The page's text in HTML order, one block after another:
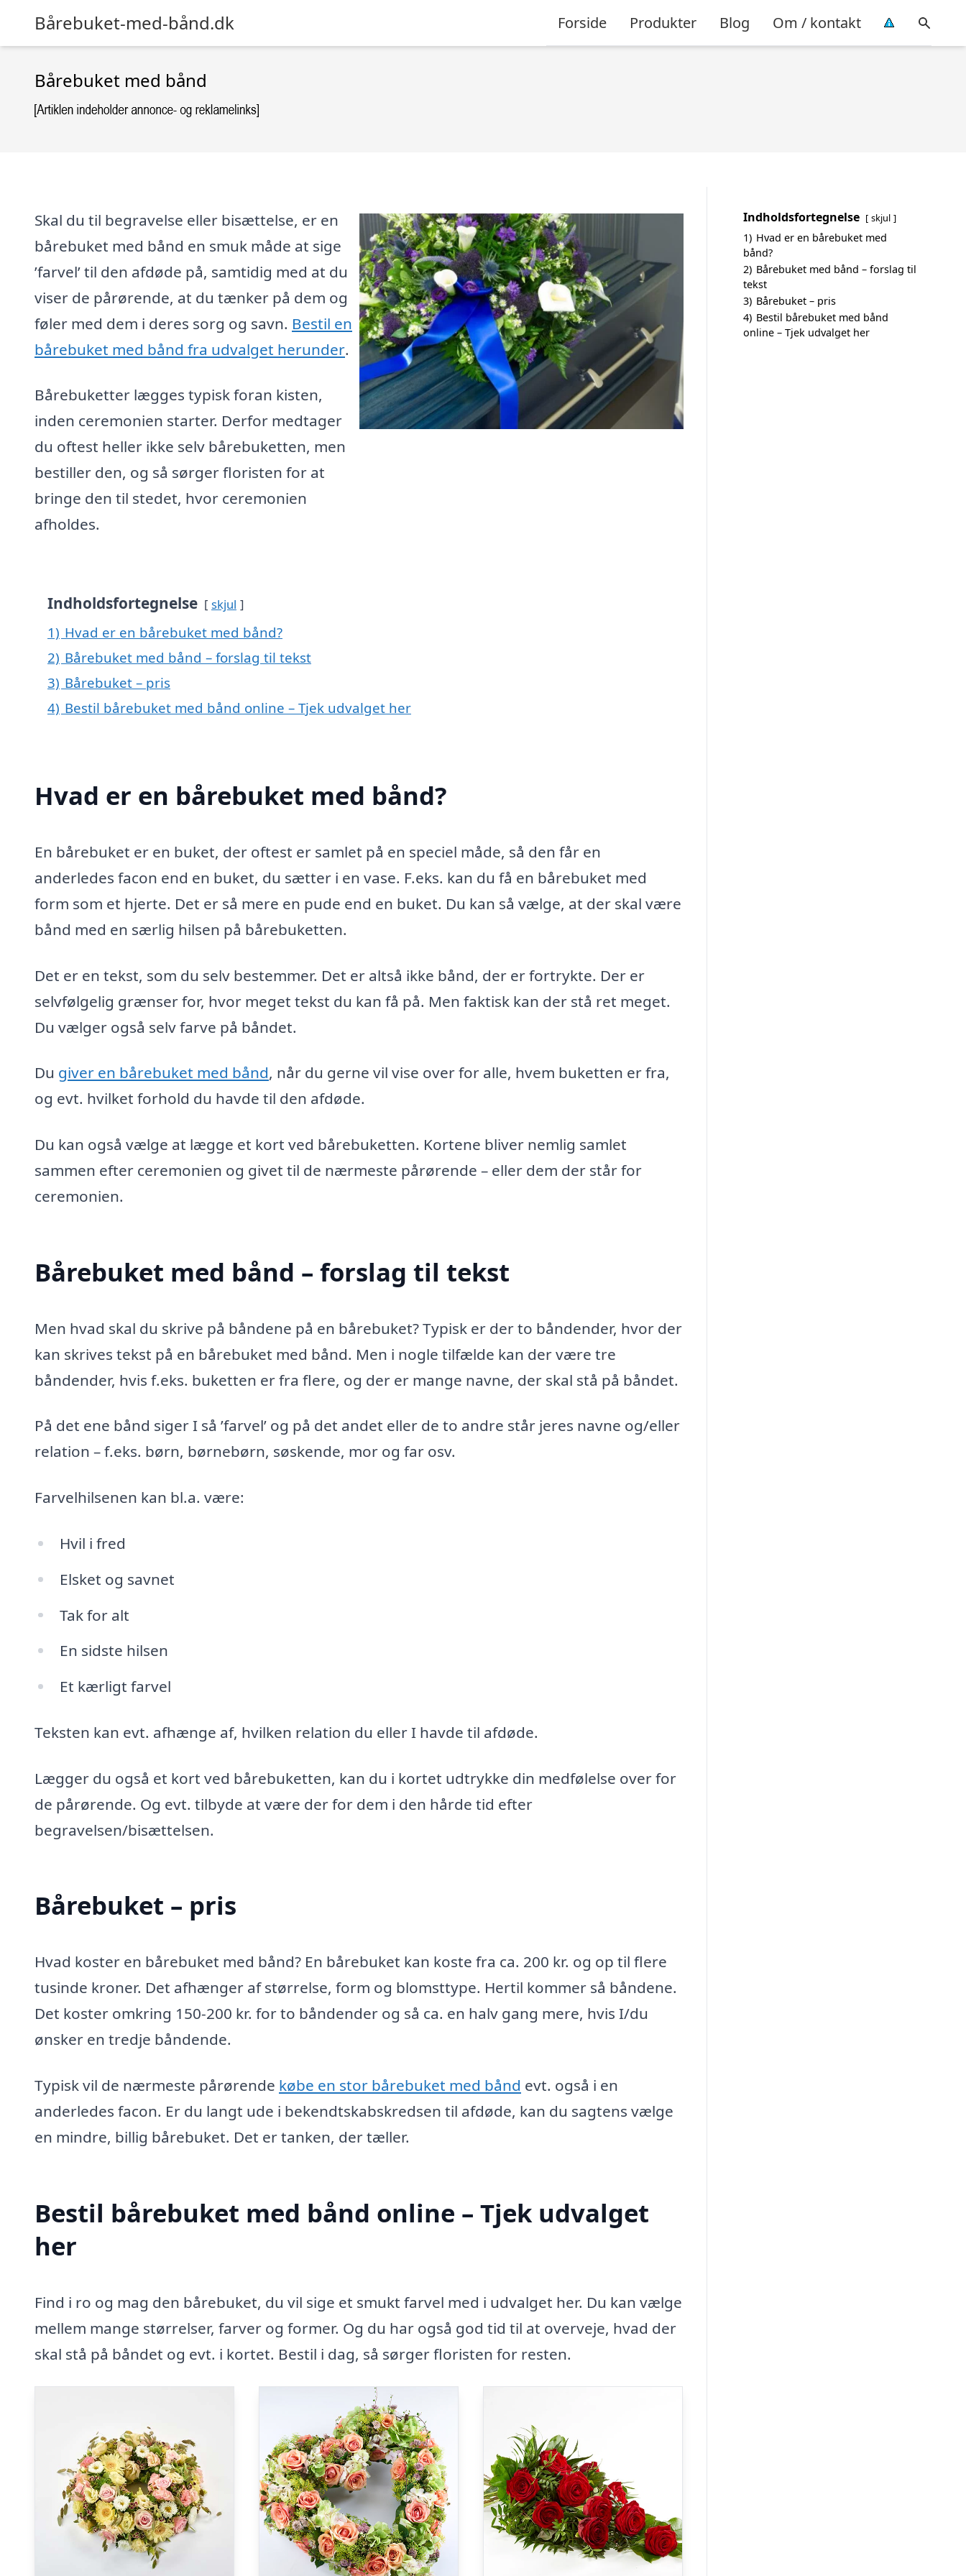
Bårebuket-med-bånd.dk Forside Produkter Blog Om / kontakt
Bårebuket med bånd
Skal du til begravelse eller bisættelse, er en
bårebuket med bånd en smuk måde at sige
’farvel’ til den afdøde på, samtidig med at du
viser de pårørende, at du tænker på dem og
føler med dem i deres sorg og savn. Bestil en
bårebuket med bånd fra udvalget herunder.
Bårebuketter lægges typisk foran kisten,
inden ceremonien starter. Derfor medtager
du oftest heller ikke selv bårebuketten, men
bestiller den, og så sørger floristen for at
bringe den til stedet, hvor ceremonien
afholdes.
Indholdsfortegnelse skjul
1) Hvad er en bårebuket med bånd?
2) Bårebuket med bånd – forslag til tekst
3) Bårebuket – pris
4) Bestil bårebuket med bånd online – Tjek udvalget her
Hvad er en bårebuket med bånd?
En bårebuket er en buket, der oftest er samlet på en speciel måde, så den får en
anderledes facon end en buket, du sætter i en vase. F.eks. kan du få en bårebuket med
form som et hjerte. Det er så mere en pude end en buket. Du kan så vælge, at der skal være
bånd med en særlig hilsen på bårebuketten.
Det er en tekst, som du selv bestemmer. Det er altså ikke bånd, der er fortrykte. Der er
selvfølgelig grænser for, hvor meget tekst du kan få på. Men faktisk kan der stå ret meget.
Du vælger også selv farve på båndet.
Du giver en bårebuket med bånd, når du gerne vil vise over for alle, hvem buketten er fra,
og evt. hvilket forhold du havde til den afdøde.
Du kan også vælge at lægge et kort ved bårebuketten. Kortene bliver nemlig samlet
sammen efter ceremonien og givet til de nærmeste pårørende – eller dem der står for
ceremonien.
Bårebuket med bånd – forslag til tekst
Men hvad skal du skrive på båndene på en bårebuket? Typisk er der to båndender, hvor der
kan skrives tekst på en bårebuket med bånd. Men i nogle tilfælde kan der være tre
båndender, hvis f.eks. buketten er fra flere, og der er mange navne, der skal stå på båndet.
På det ene bånd siger I så ’farvel’ og på det andet eller de to andre står jeres navne og/eller
relation – f.eks. børn, børnebørn, søskende, mor og far osv.
Farvelhilsenen kan bl.a. være:
Hvil i fred
Elsket og savnet
Tak for alt
En sidste hilsen
Et kærligt farvel
Teksten kan evt. afhænge af, hvilken relation du eller I havde til afdøde.
Lægger du også et kort ved bårebuketten, kan du i kortet udtrykke din medfølelse over for
de pårørende. Og evt. tilbyde at være der for dem i den hårde tid efter
begravelsen/bisættelsen.
Bårebuket – pris
Hvad koster en bårebuket med bånd? En bårebuket kan koste fra ca. 200 kr. og op til flere
tusinde kroner. Det afhænger af størrelse, form og blomsttype. Hertil kommer så båndene.
Det koster omkring 150-200 kr. for to båndender og så ca. en halv gang mere, hvis I/du
ønsker en tredje båndende.
Typisk vil de nærmeste pårørende købe en stor bårebuket med bånd evt. også i en
anderledes facon. Er du langt ude i bekendtskabskredsen til afdøde, kan du sagtens vælge
en mindre, billig bårebuket. Det er tanken, der tæller.
Bestil bårebuket med bånd online – Tjek udvalget
her
Find i ro og mag den bårebuket, du vil sige et smukt farvel med i udvalget her. Du kan vælge
mellem mange størrelser, farver og former. Og du har også god tid til at overveje, hvad der
skal stå på båndet og evt. i kortet. Bestil i dag, så sørger floristen for resten.
Indholdsfortegnelse skjul
1) Hvad er en bårebuket med
bånd?
2) Bårebuket med bånd – forslag til
tekst
3) Bårebuket – pris
4) Bestil bårebuket med bånd
online – Tjek udvalget her